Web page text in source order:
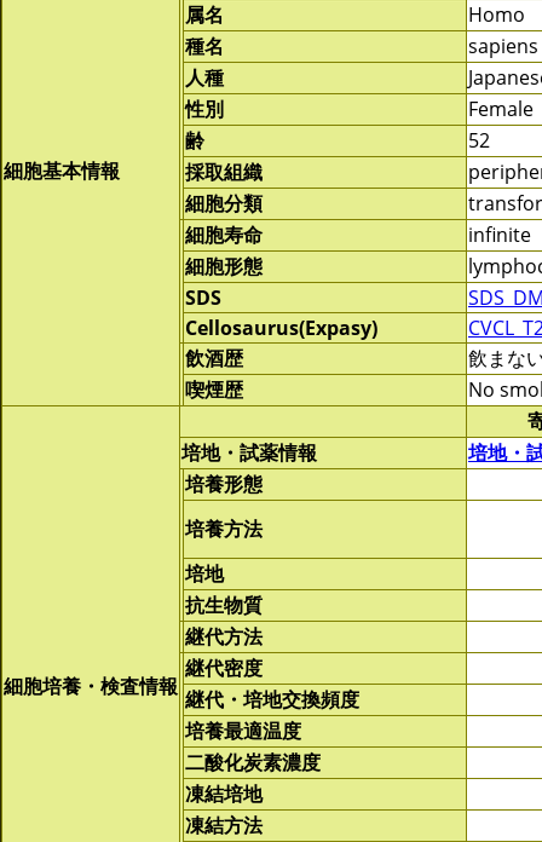
細胞基本情報
属名
Homo
種名
sapiens
人種
性別
Female
齢
52
採取組織
細胞分類
細胞寿命
infinite
細胞形態
SDS
Cellosaurus(Expasy)
飲酒歴
飲まな
喫煙歴
No
細胞培養・検査情報
培地・試薬情報
培地・
培養形態
培養方法
培地
抗生物質
継代方法
継代密度
継代・培地交換頻度
培養最適温度
二酸化炭素濃度
凍結培地
凍結方法